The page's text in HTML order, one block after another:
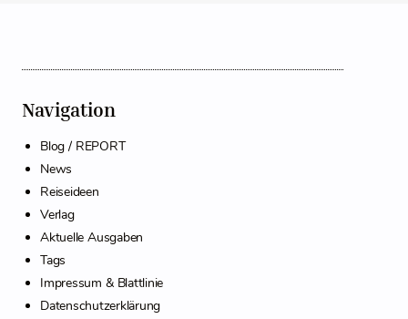
Navigation
Blog / REPORT
News
Reiseideen
Verlag
Aktuelle Ausgaben
Tags
Impressum & Blattlinie
Datenschutzerklärung